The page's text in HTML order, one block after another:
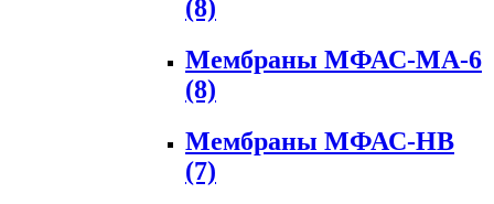
(8)
Мембраны МФАС-МА-6
(8)
Мембраны МФАС-НВ
(7)